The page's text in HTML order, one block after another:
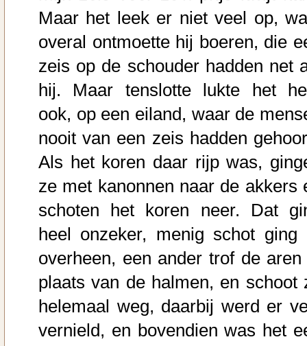
Maar het leek er niet veel op,
overal ontmoette hij boeren, die
zeis op de schouder hadden net
hij. Maar tenslotte lukte het
ook, op een eiland, waar de
nooit van een zeis hadden
Als het koren daar rijp was,
ze met kanonnen naar de akkers
schoten het koren neer. Dat
heel onzeker, menig schot ging
overheen, een ander trof de aren
plaats van de halmen, en schoot
helemaal weg, daarbij werd er
vernield, en bovendien was het